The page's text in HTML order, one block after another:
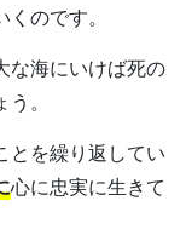
のです。
な海にいけば死の
。
とを繰り返してい
心に忠実に生きて